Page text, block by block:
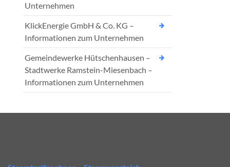
Unternehmen
KlickEnergie GmbH & Co. KG –
Informationen zum Unternehmen
Gemeindewerke Hütschenhausen –
Stadtwerke Ramstein-Miesenbach –
Informationen zum Unternehmen